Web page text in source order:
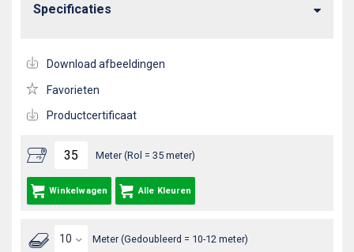
Meter (Rol = 35 meter)
Winkelwagen Alle Kleuren
Meter (Gedoubleerd = 10-12 meter)
Specificaties
Download afbeeldingen
Favorieten
Productcertificaat